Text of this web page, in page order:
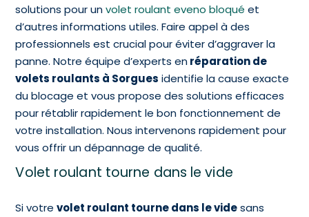
solutions pour unvolet roulant eveno bloqué et
d’autres informations utiles. Faire appel à des
professionnels est crucial pour éviter d’aggraver la
panne. Notre équipe d’experts enréparation de
volets roulants à Sorgues identifie la cause exacte
du blocage et vous propose des solutions efficaces
pour rétablir rapidement le bon fonctionnement de
votre installation. Nous intervenons rapidement pour
vous offrir un dépannage de qualité.
Volet roulant tourne dans le vide
Si votrevolet roulant tourne dans le videsans